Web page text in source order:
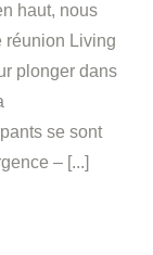
haut, nous
réunion Living
plonger dans
se sont
– [...]